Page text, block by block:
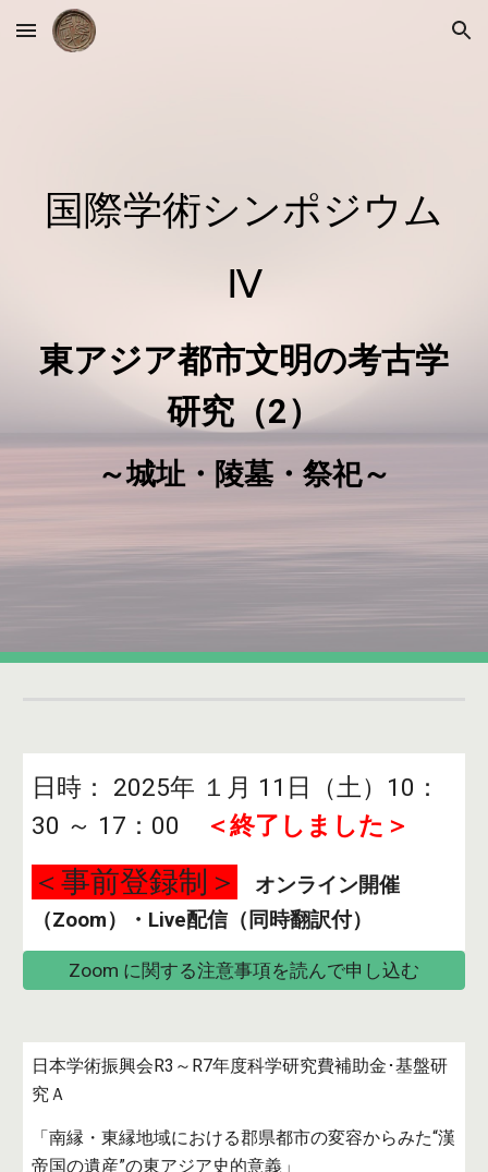
Skip to main content Skip to navigation
国際学術シンポジウム
Ⅳ
東アジア都市文明の考古学
研究（2）
～城址・陵墓・祭祀～
日時： 2025年 １月 11日（土）10：
30 ～ 17：00
＜終了しました＞
＜事前登録制＞
オンライン開催
（Zoom）・Live配信（同時翻訳付）
Zoom に関する注意事項を読んで申し込む
日本学術振興会R3～R7年度科学研究費補助金･基盤研
究Ａ
「南縁・東縁地域における郡県都市の変容からみた“漢
帝国の遺産”の東アジア史的意義」